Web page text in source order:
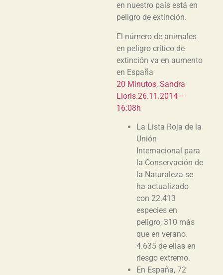
en nuestro país está en
peligro de extinción.
El número de animales
en peligro crítico de
extinción va en aumento
en España
20 Minutos, Sandra
Lloris.26.11.2014 –
16:08h
La Lista Roja de la
Unión
Internacional para
la Conservación de
la Naturaleza se
ha actualizado
con 22.413
especies en
peligro, 310 más
que en verano.
4.635 de ellas en
riesgo extremo.
En España, 72